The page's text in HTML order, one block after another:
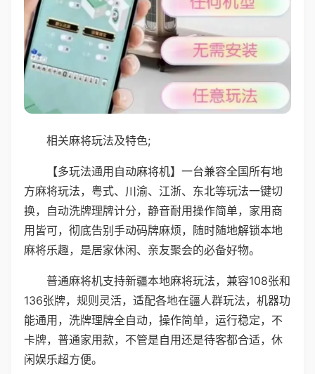
相关麻将玩法及特色;
【多玩法通用自动麻将机】一台兼容全国所有地
方麻将玩法，粤式、川渝、江浙、东北等玩法一键切
换，自动洗牌理牌计分，静音耐用操作简单，家用商
用皆可，彻底告别手动码牌麻烦，随时随地解锁本地
麻将乐趣，是居家休闲、亲友聚会的必备好物。
普通麻将机支持新疆本地麻将玩法，兼容108张和
136张牌，规则灵活，适配各地在疆人群玩法，机器功
能通用，洗牌理牌全自动，操作简单，运行稳定，不
卡牌，普通家用款，不管是自用还是待客都合适，休
闲娱乐超方便。